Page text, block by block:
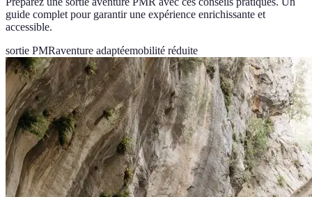
guide complet pour garantir une expérience enrichissante et
accessible.
sortie PMRaventure adaptéemobilité réduite